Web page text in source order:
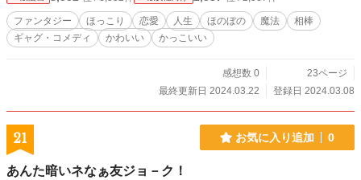
ファンタジー ほっこり 恋愛 人生 ほのぼの 魔法
相棒
ギャグ・コメディ
かわいい かっこいい
感想数 0
23ページ
最終更新日 2024.03.22
登録日 2024.03.08
21 お気に入り追加 0
あんた暗いネなぁ友ジョ－ク！